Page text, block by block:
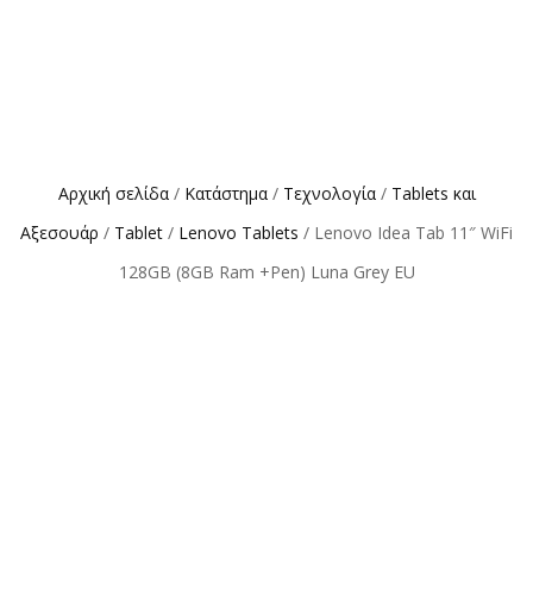
Αρχική σελίδα/ Κατάστημα/ Τεχνολογία/ Tablets και
Αξεσουάρ / Tablet / Lenovo Tablets / Lenovo Idea Tab 11″ WiFi
128GB (8GB Ram +Pen) Luna Grey EU